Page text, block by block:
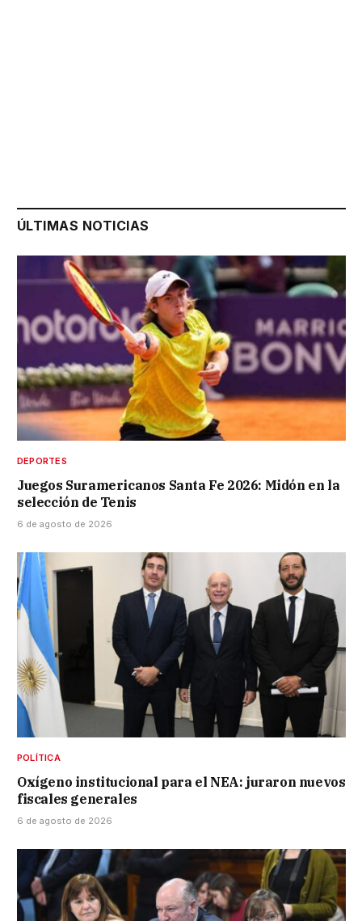
ÚLTIMAS NOTICIAS
DEPORTES
Juegos Suramericanos Santa Fe 2026: Midón en la
selección de Tenis
6 de agosto de 2026
POLÍTICA
Oxígeno institucional para el NEA: juraron nuevos
fiscales generales
6 de agosto de 2026